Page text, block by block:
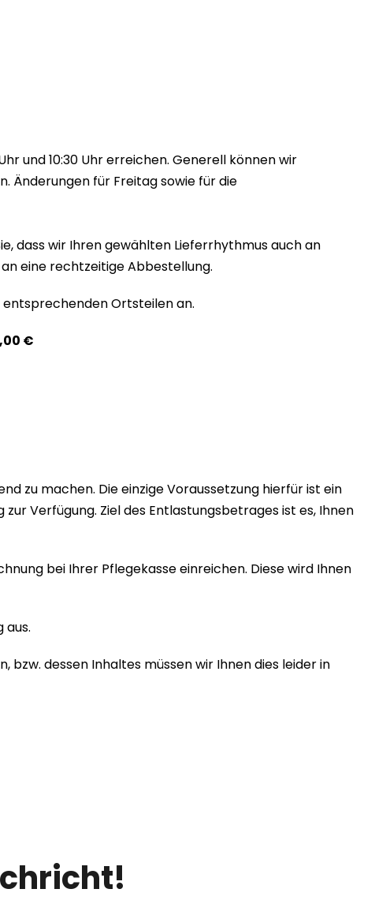
und 10:30 Uhr erreichen. Generell können wir
Änderungen für Freitag sowie für die
dass wir Ihren gewählten Lieferrhythmus auch an
eine rechtzeitige Abbestellung.
entsprechenden Ortsteilen an.
€
zu machen. Die einzige Voraussetzung hierfür ist ein
Verfügung. Ziel des Entlastungsbetrages ist es, Ihnen
bei Ihrer Pflegekasse einreichen. Diese wird Ihnen
aus.
bzw. dessen Inhaltes müssen wir Ihnen dies leider in